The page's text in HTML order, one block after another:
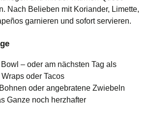
Nach Belieben mit Koriander, Limette,
garnieren und sofort servieren.
– oder am nächsten Tag als
oder Tacos
oder angebratene Zwiebeln
Ganze noch herzhafter